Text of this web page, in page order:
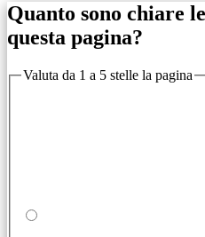
Quanto sono chiare
questa pagina?
Valuta da 1 a 5 stelle la pagina